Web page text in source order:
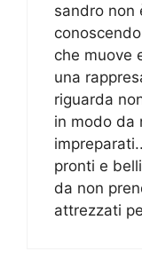
sandro non
che muove
una
riguarda
in modo da
pronti e
da non
attrezzati